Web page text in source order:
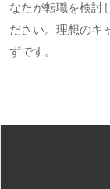
なたが転職を検討
ださい。理想のキ
ずです。